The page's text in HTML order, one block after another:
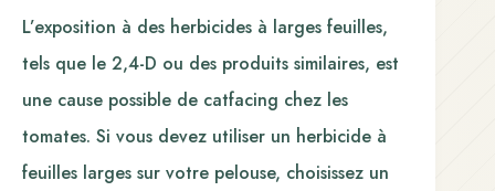
L’exposition à des herbicides à larges feuilles,
tels que le 2,4-D ou des produits similaires, est
une cause possible de catfacing chez les
tomates. Si vous devez utiliser un herbicide à
feuilles larges sur votre pelouse, choisissez un